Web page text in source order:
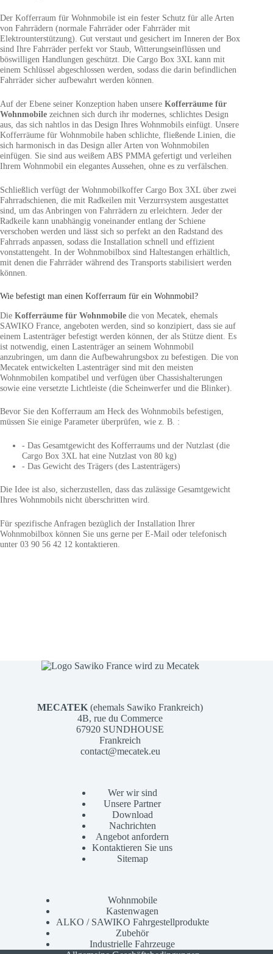
Der Kofferraum für Wohnmobile ist ein fester Schutz für alle Arten
von Fahrrädern (normale Fahrräder oder Fahrräder mit
Elektrounterstützung). Gut verstaut und gesichert im Inneren der Box
sind Ihre Fahrräder perfekt vor Staub, Witterungseinflüssen und
böswilligen Handlungen geschützt. Die Cargo Box 3XL kann mit
einem Schlüssel abgeschlossen werden, sodass die darin befindlichen
Fahrräder sicher aufbewahrt werden können.
Auf der Ebene seiner Konzeption haben unsere Kofferräume für
Wohnmobile zeichnen sich durch ihr modernes, schlichtes Design
aus, das sich nahtlos in das Design Ihres Wohnmobils einfügt. Unsere
Kofferräume für Wohnmobile haben schlichte, fließende Linien, die
sich harmonisch in das Design aller Arten von Wohnmobilen
einfügen. Sie sind aus weißem ABS PMMA gefertigt und verleihen
Ihrem Wohnmobil ein elegantes Aussehen, ohne es zu verfälschen.
Schließlich verfügt der Wohnmobilkoffer Cargo Box 3XL über zwei
Fahrradschienen, die mit Radkeilen mit Verzurrsystem ausgestattet
sind, um das Anbringen von Fahrrädern zu erleichtern. Jeder der
Radkeile kann unabhängig voneinander entlang der Schiene
verschoben werden und lässt sich so perfekt an den Radstand des
Fahrrads anpassen, sodass die Installation schnell und effizient
vonstattengeht. In der Wohnmobilbox sind Haltestangen erhältlich,
mit denen die Fahrräder während des Transports stabilisiert werden
können.
Wie befestigt man einen Kofferraum für ein Wohnmobil?
Die Kofferräume für Wohnmobile die von Mecatek, ehemals
SAWIKO France, angeboten werden, sind so konzipiert, dass sie auf
einem Lastenträger befestigt werden können, der als Stütze dient. Es
ist notwendig, einen Lastenträger an seinem Wohnmobil
anzubringen, um dann die Aufbewahrungsbox zu befestigen. Die von
Mecatek entwickelten Lastenträger sind mit den meisten
Wohnmobilen kompatibel und verfügen über Chassishalterungen
sowie eine versetzte Lichtleiste (die Scheinwerfer und die Blinker).
Bevor Sie den Kofferraum am Heck des Wohnmobils befestigen,
müssen Sie einige Parameter überprüfen, wie z. B. :
- Das Gesamtgewicht des Kofferraums und der Nutzlast (die
Cargo Box 3XL hat eine Nutzlast von 80 kg)
- Das Gewicht des Trägers (des Lastenträgers)
Die Idee ist also, sicherzustellen, dass das zulässige Gesamtgewicht
Ihres Wohnmobils nicht überschritten wird.
Für spezifische Anfragen bezüglich der Installation Ihrer
Wohnmobilbox können Sie uns gerne per E-Mail oder telefonisch
unter 03 90 56 42 12 kontaktieren.
MECATEK (ehemals Sawiko Frankreich)
4B, rue du Commerce
67920 SUNDHOUSE
Frankreich
contact@mecatek.eu
Wer wir sind
Unsere Partner
Download
Nachrichten
Angebot anfordern
Kontaktieren Sie uns
Sitemap
Wohnmobile
Kastenwagen
ALKO / SAWIKO Fahrgestellprodukte
Zubehör
Industrielle Fahrzeuge